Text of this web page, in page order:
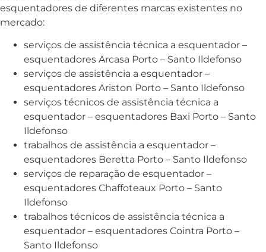
esquentadores de diferentes marcas existentes no
mercado:
serviços de assistência técnica a esquentador –
esquentadores Arcasa Porto – Santo Ildefonso
serviços de assistência a esquentador –
esquentadores Ariston Porto – Santo Ildefonso
serviços técnicos de assistência técnica a
esquentador – esquentadores Baxi Porto – Santo
Ildefonso
trabalhos de assistência a esquentador –
esquentadores Beretta Porto – Santo Ildefonso
serviços de reparação de esquentador –
esquentadores Chaffoteaux Porto – Santo
Ildefonso
trabalhos técnicos de assistência técnica a
esquentador – esquentadores Cointra Porto –
Santo Ildefonso